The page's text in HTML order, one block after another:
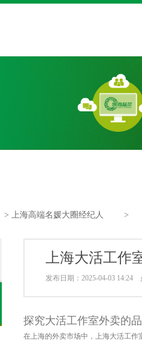
> 上海高端名媛大圈经纪人 >
上海大活工作
发布日期：2025-04-03 14:24
探究大活工作室外卖的
在上海的外卖市场中，上海大活工